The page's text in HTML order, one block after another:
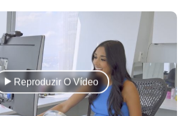
Reproduzir O Vídeo